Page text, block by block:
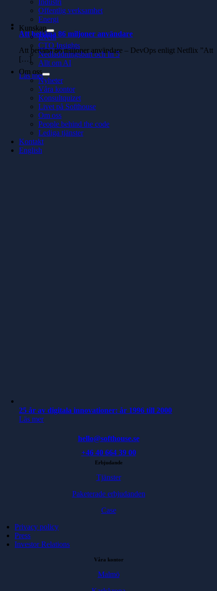
Industri
Offentlig verksamhet
Energi
Kunskap
Event
CTO Insights
Nedladdningsbart och In 5
Allt om AI
Om oss
Nyheter
Våra kontor
Konsultquizet
Livet på Softhouse
Om oss
People behind the code
Lediga tjänster
Kontakt
English
Att betjäna 86 miljoner användare
Att betjäna 86 miljoner användare – DevOps enligt Netflix ”Att
[…]
Läs mer
25 år av digitala innovationer: år 1996 till 2000
Läs mer
hello@softhouse.se
+46 40 664 39 00
Erbjudande
Tjänster
Paketerade erbjudanden
Case
Privacy policy
Press
Investor Relations
Våra kontor
Malmö